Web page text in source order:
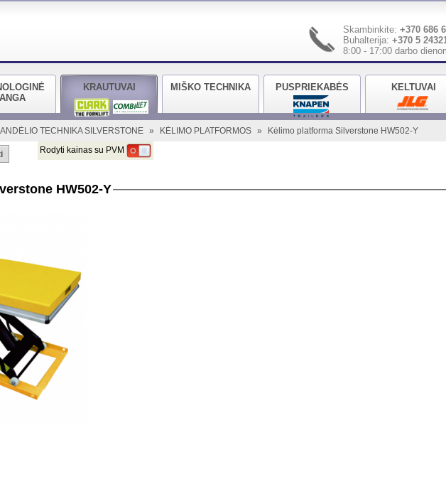
Skambinkite: +370 686
Buhalterija: +370 5
8:00 - 17:00 darbo
KRAUTUVAI MIŠKO TECHNIKA PUSPRIEKABĖS KELTUVAI
TECHNIKA SILVERSTONE » KĖLIMO PLATFORMOS » Kėlimo platforma Silverstone HW502-Y
Rodyti kainas su PVM
HW502-Y